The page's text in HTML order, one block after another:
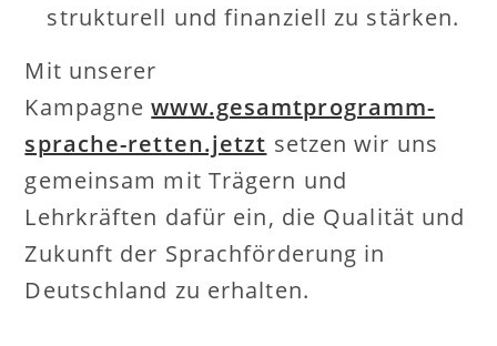
strukturell und finanziell zu stärken.
Mit unserer
Kampagnewww.gesamtprogramm-
sprache-retten.jetzt setzen wir uns
gemeinsam mit Trägern und
Lehrkräften dafür ein, die Qualität und
Zukunft der Sprachförderung in
Deutschland zu erhalten.